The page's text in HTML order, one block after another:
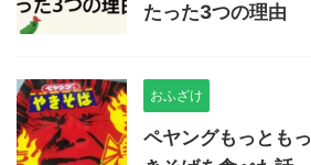
たった3つの理由
おふざけ
ペヤングもっとも